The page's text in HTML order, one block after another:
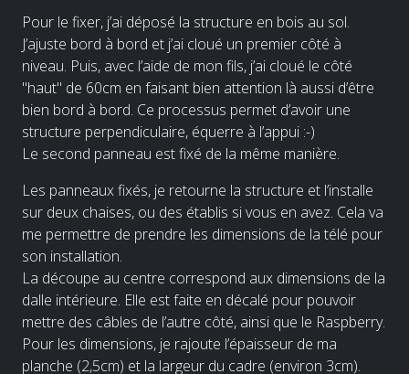
Pour le fixer, j’ai déposé la structure en bois au sol.
J’ajuste bord à bord et j’ai cloué un premier côté à
niveau. Puis, avec l’aide de mon fils, j’ai cloué le côté
"haut" de 60cm en faisant bien attention là aussi d’être
bien bord à bord. Ce processus permet d’avoir une
structure perpendiculaire, équerre à l’appui :-)
Le second panneau est fixé de la même manière.
Les panneaux fixés, je retourne la structure et l’installe
sur deux chaises, ou des établis si vous en avez. Cela va
me permettre de prendre les dimensions de la télé pour
son installation.
La découpe au centre correspond aux dimensions de la
dalle intérieure. Elle est faite en décalé pour pouvoir
mettre des câbles de l’autre côté, ainsi que le Raspberry.
Pour les dimensions, je rajoute l’épaisseur de ma
planche (2,5cm) et la largeur du cadre (environ 3cm).